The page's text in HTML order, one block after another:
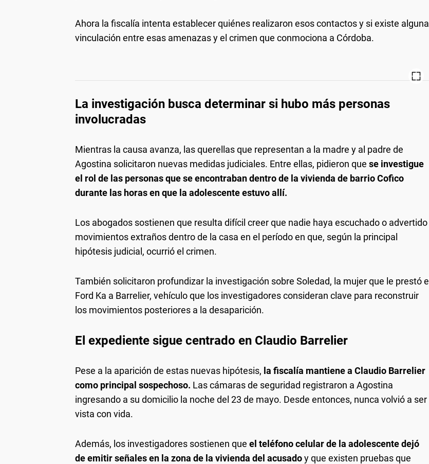
Ahora la fiscalía intenta establecer quiénes realizaron esos contactos y si existe alguna
vinculación entre esas amenazas y el crimen que conmociona a Córdoba.
La investigación busca determinar si hubo más personas
involucradas
Mientras la causa avanza, las querellas que representan a la madre y al padre de
Agostina solicitaron nuevas medidas judiciales. Entre ellas, pidieron que se investigue
el rol de las personas que se encontraban dentro de la vivienda de barrio Cofico
durante las horas en que la adolescente estuvo allí.
Los abogados sostienen que resulta difícil creer que nadie haya escuchado o advertido
movimientos extraños dentro de la casa en el período en que, según la principal
hipótesis judicial, ocurrió el crimen.
También solicitaron profundizar la investigación sobre Soledad, la mujer que le prestó el
Ford Ka a Barrelier, vehículo que los investigadores consideran clave para reconstruir
los movimientos posteriores a la desaparición.
El expediente sigue centrado en Claudio Barrelier
Pese a la aparición de estas nuevas hipótesis, la fiscalía mantiene a Claudio Barrelier
como principal sospechoso. Las cámaras de seguridad registraron a Agostina
ingresando a su domicilio la noche del 23 de mayo. Desde entonces, nunca volvió a ser
vista con vida.
Además, los investigadores sostienen que el teléfono celular de la adolescente dejó
de emitir señales en la zona de la vivienda del acusadoy que existen pruebas que